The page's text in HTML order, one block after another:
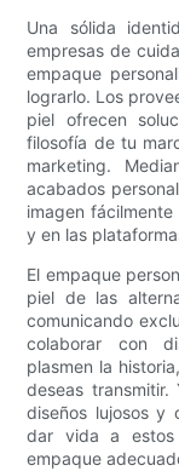
Una sólida
empresas de
empaque
lograrlo. Los
piel ofrecen
filosofía de tu
marketing.
acabados
imagen
y en las
El empaque
piel de las
comunicando
colaborar con
plasmen la
deseas
diseños lujosos y
dar vida a estos
empaque